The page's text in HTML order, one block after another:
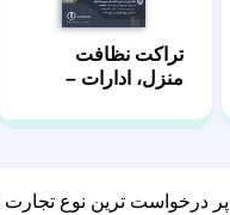
تراکت نظافت
منزل، ادارات –
پر درخواست ترین نوع